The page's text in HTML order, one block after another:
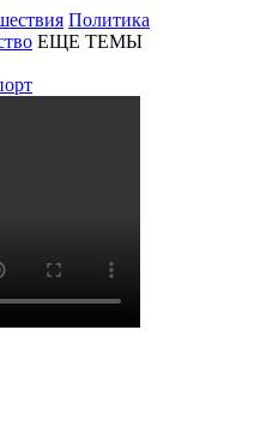
Политика
ЕЩЕ ТЕМЫ